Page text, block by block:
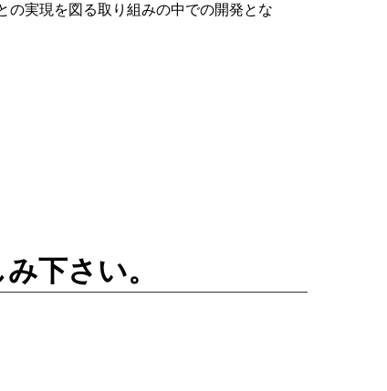
の実現を図る取り組みの中での開発とな
下さい。